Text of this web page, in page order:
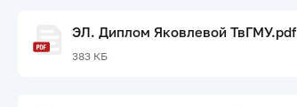
ЭЛ. Диплом Яковлевой ТвГМУ.pdf
383 КБ